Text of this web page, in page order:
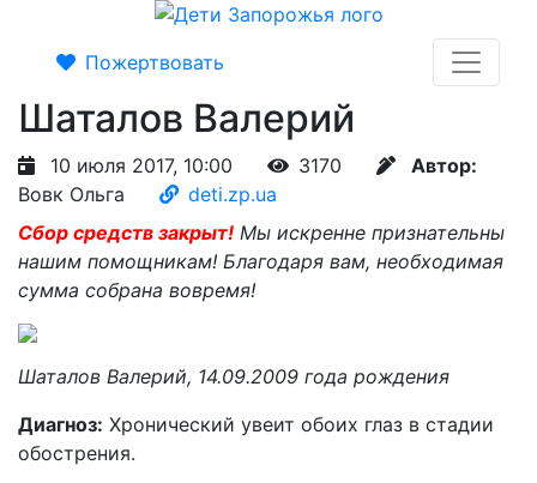
Пожертвовать
Шаталов Валерий
10 июля 2017, 10:00 3170
Автор:
Вовк Ольга
deti.zp.ua
Сбор средств закрыт! Мы искренне признательны
нашим помощникам! Благодаря вам, необходимая
сумма собрана вовремя!
Шаталов Валерий, 14.09.2009 года рождения
Диагноз: Хронический увеит обоих глаз в стадии
обострения.